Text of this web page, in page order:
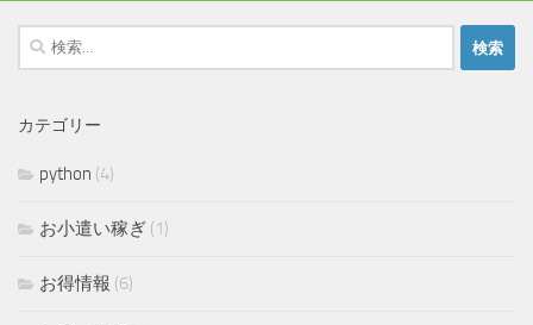
検
索:
カテゴリー
python (4)
お小遣い稼ぎ (1)
お得情報 (6)